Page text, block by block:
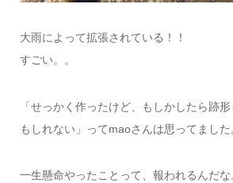
大雨によって拡張されている！！
すごい。。
「せっかく作ったけど、もしかしたら跡
もしれない」ってmaoさんは思ってました
一生懸命やったことって、報われるんだな